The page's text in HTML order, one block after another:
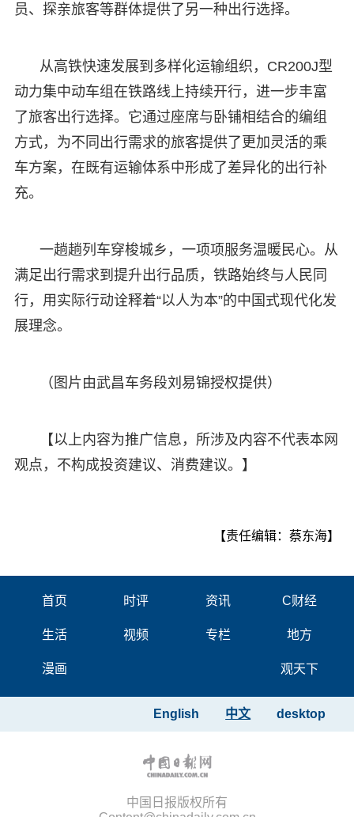
员、探亲旅客等群体提供了另一种出行选择。
从高铁快速发展到多样化运输组织，CR200J型
动力集中动车组在铁路线上持续开行，进一步丰富
了旅客出行选择。它通过座席与卧铺相结合的编组
方式，为不同出行需求的旅客提供了更加灵活的乘
车方案，在既有运输体系中形成了差异化的出行补
充。
一趟趟列车穿梭城乡，一项项服务温暖民心。从
满足出行需求到提升出行品质，铁路始终与人民同
行，用实际行动诠释着“以人为本”的中国式现代化发
展理念。
（图片由武昌车务段刘易锦授权提供）
【以上内容为推广信息，所涉及内容不代表本网
观点，不构成投资建议、消费建议。】
【责任编辑：蔡东海】
首页 时评 资讯 C财经
生活 视频 专栏 地方
漫画 观天下
desktop
中文
English
中国日报版权所有